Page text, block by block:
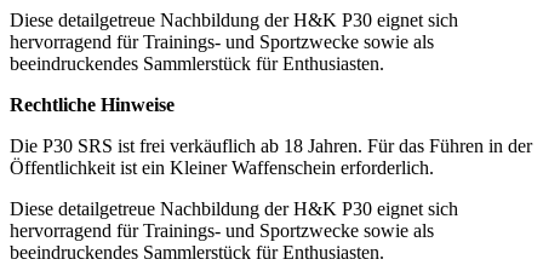
Diese detailgetreue Nachbildung der H&K P30 eignet sich
hervorragend für Trainings- und Sportzwecke sowie als
beeindruckendes Sammlerstück für Enthusiasten.
Rechtliche Hinweise
Die P30 SRS ist frei verkäuflich ab 18 Jahren. Für das Führen in der
Öffentlichkeit ist ein Kleiner Waffenschein erforderlich.
Diese detailgetreue Nachbildung der H&K P30 eignet sich
hervorragend für Trainings- und Sportzwecke sowie als
beeindruckendes Sammlerstück für Enthusiasten.